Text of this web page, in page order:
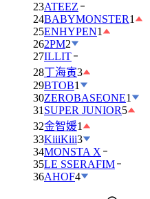
23ATEEZ
24BABYMONSTER1
25ENHYPEN1
262PM2
27ILLIT
28丁海寅3
29BTOB1
30ZEROBASEONE1
31 SUPER JUNIOR5
32金智媛1
33KiiiKiii3
34MONSTA X
35LE SSERAFIM
36AHOF4